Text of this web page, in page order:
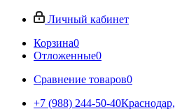
Личный кабинет
Корзина0
Отложенные0
Сравнение товаров0
+7 (988) 244-50-40